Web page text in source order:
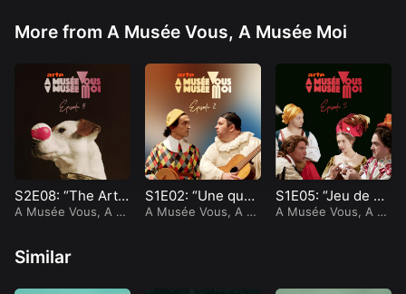
Marc Riso
Follow
Sébastien Gil
l
Follow
More from A Musée Vous, A Musée Moi
S2E08: “The Artis
t 2”
A Musée Vous, A M
S1E02: “Une ques
tion d’odeur”
A Musée Vous, A M
S1E05: “Jeu de pri
me”
A Musée Vous, A M
Similar